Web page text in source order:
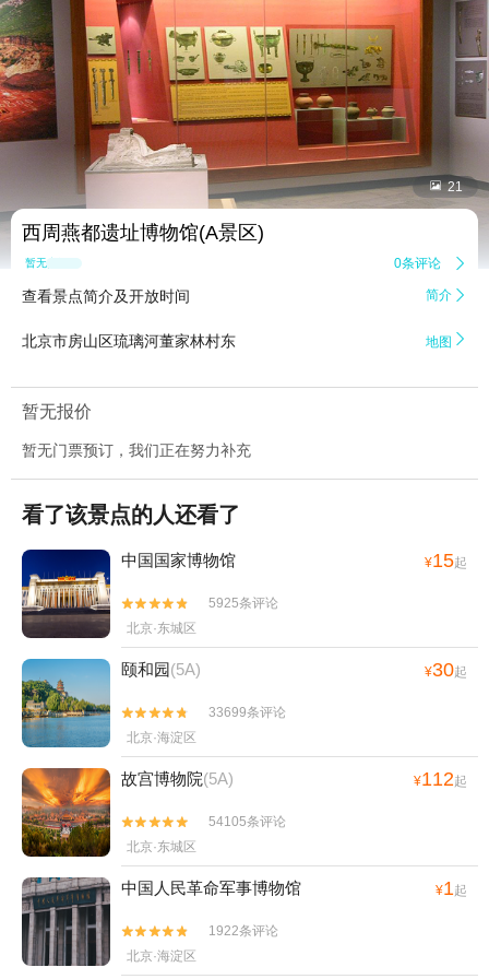
 21
西周燕都遗址博物馆(A景区)
暂无点评 0条评论 
查看景点简介及开放时间 简介 
北京市房山区琉璃河董家林村东 地图 
暂无报价
暂无门票预订，我们正在努力补充
看了该景点的人还看了
中国国家博物馆 ¥15起


5925条评论
北京·东城区
颐和园(5A) ¥30起


33699条评论
北京·海淀区
故宫博物院(5A) ¥112起


54105条评论
北京·东城区
中国人民革命军事博物馆 ¥1起


1922条评论
北京·海淀区
